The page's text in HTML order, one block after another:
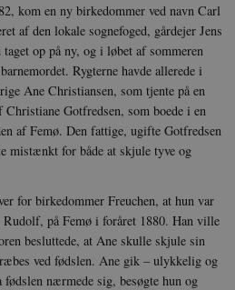
kom en ny birkedommer ved navn Carl
af den lokale sognefoged, gårdejer Jens
op på ny, og i løbet af sommeren
Rygterne havde allerede i
Ane Christiansen, som tjente på en
Gotfredsen, som boede i en
af Femø. Den fattige, ugifte Gotfredsen
mistænkt for både at skjule tyve og
for birkedommer Freuchen, at hun var
på Femø i foråret 1880. Han ville
besluttede, at Ane skulle skjule sin
ved fødslen. Ane gik – ulykkelig og
nærmede sig, besøgte hun og